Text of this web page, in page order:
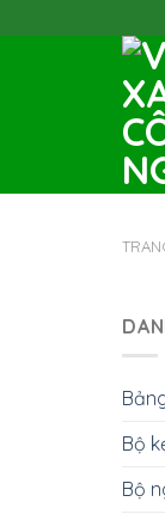
to
Bộ
Bộ